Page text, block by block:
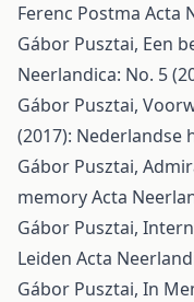
Ferenc Postma Acta
Gábor Pusztai, Een
Neerlandica: No. 5
Gábor Pusztai,
(2017):
Gábor Pusztai,
memoryActa
Gábor Pusztai,
Leiden Acta
Gábor Pusztai, In